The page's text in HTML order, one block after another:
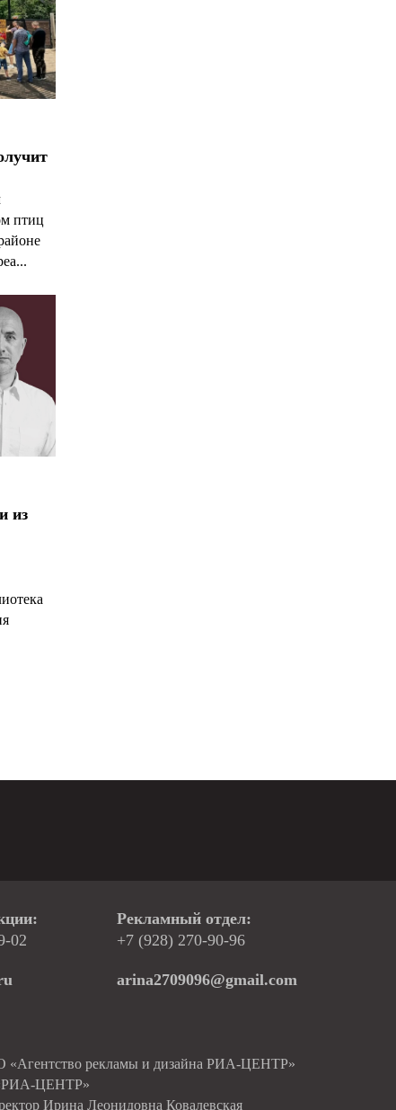
птиц
из
02
Рекламный отдел:
+7 (928) 270-90-96
arina2709096@gmail.com
«Агентство рекламы и дизайна РИА-ЦЕНТР»
ЦЕНТР»
Ирина Леонидовна Ковалевская